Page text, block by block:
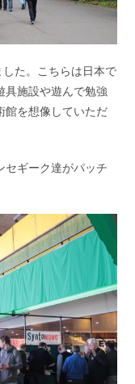
た。こちらは日本で
具施設や遊んで勉強
館を想像していただ
セギーク達がパッチ